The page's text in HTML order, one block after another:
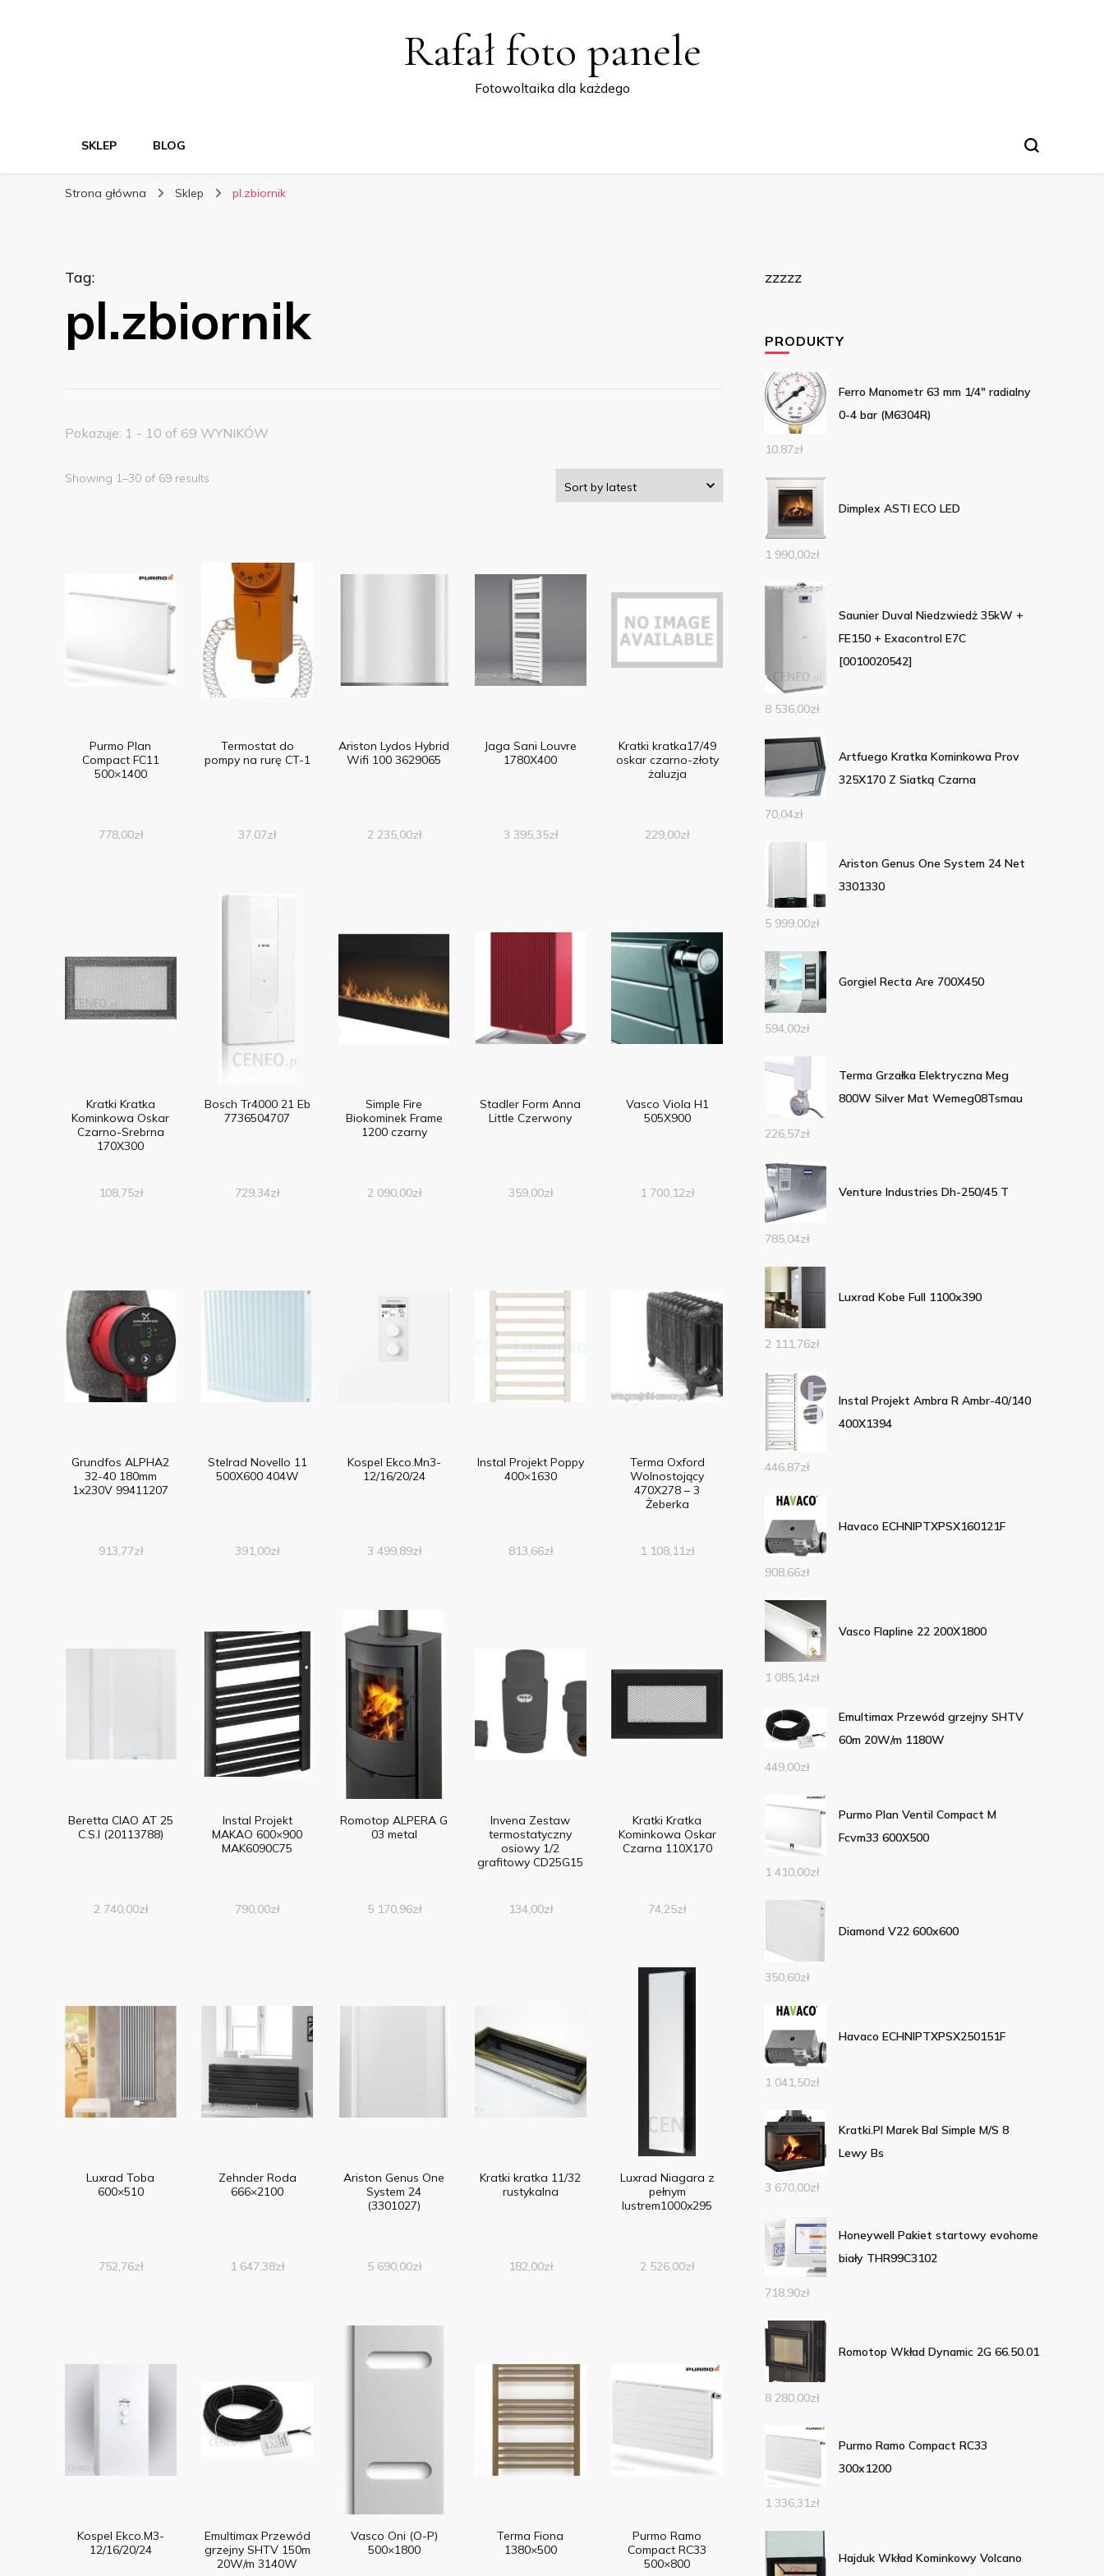
Rafał foto panele
Fotowoltaika dla każdego
SKLEP BLOG
Strona główna Sklep pl.zbiornik
Tag:
pl.zbiornik
Pokazuje: 1 - 10 of 69 WYNIKÓW
Showing 1–30 of 69 results
Purmo Plan
Compact FC11
500×1400
778,00zł
Termostat do
pompy na rurę CT-1
37,07zł
Ariston Lydos Hybrid
Wifi 100 3629065
2 235,00zł
Jaga Sani Louvre
1780X400
3 395,35zł
Kratki kratka17/49
oskar czarno-złoty
żaluzja
229,00zł
Kratki Kratka
Kominkowa Oskar
Czarno-Srebrna
170X300
108,75zł
Bosch Tr4000 21 Eb
7736504707
729,34zł
Simple Fire
Biokominek Frame
1200 czarny
2 090,00zł
Stadler Form Anna
Little Czerwony
359,00zł
Vasco Viola H1
505X900
1 700,12zł
Grundfos ALPHA2
32-40 180mm
1x230V 99411207
913,77zł
Stelrad Novello 11
500X600 404W
391,00zł
Kospel Ekco.Mn3-
12/16/20/24
3 499,89zł
Instal Projekt Poppy
400×1630
813,66zł
Terma Oxford
Wolnostojący
470X278 – 3
Żeberka
1 108,11zł
Beretta CIAO AT 25
C.S.I (20113788)
2 740,00zł
Instal Projekt
MAKAO 600×900
MAK6090C75
790,00zł
Romotop ALPERA G
03 metal
5 170,96zł
Invena Zestaw
termostatyczny
osiowy 1/2
grafitowy CD25G15
134,00zł
Kratki Kratka
Kominkowa Oskar
Czarna 110X170
74,25zł
Luxrad Toba
600×510
752,76zł
Zehnder Roda
666×2100
1 647,38zł
Ariston Genus One
System 24
(3301027)
5 690,00zł
Kratki kratka 11/32
rustykalna
182,00zł
Luxrad Niagara z
pełnym
lustrem1000x295
2 526,00zł
Kospel Ekco.M3-
12/16/20/24
Emultimax Przewód
grzejny SHTV 150m
20W/m 3140W
Vasco Oni (O-P)
500×1800
Terma Fiona
1380×500
Purmo Ramo
Compact RC33
500×800
zzzzz
PRODUKTY
Ferro Manometr 63 mm 1/4" radialny
0-4 bar (M6304R)
10,87zł
Dimplex ASTI ECO LED
1 990,00zł
Saunier Duval Niedzwiedż 35kW +
FE150 + Exacontrol E7C
[0010020542]
8 536,00zł
Artfuego Kratka Kominkowa Prov
325X170 Z Siatką Czarna
70,04zł
Ariston Genus One System 24 Net
3301330
5 999,00zł
Gorgiel Recta Are 700X450
594,00zł
Terma Grzałka Elektryczna Meg
800W Silver Mat Wemeg08Tsmau
226,57zł
Venture Industries Dh-250/45 T
785,04zł
Luxrad Kobe Full 1100x390
2 111,76zł
Instal Projekt Ambra R Ambr-40/140
400X1394
446,87zł
Havaco ECHNIPTXPSX160121F
908,66zł
Vasco Flapline 22 200X1800
1 085,14zł
Emultimax Przewód grzejny SHTV
60m 20W/m 1180W
449,00zł
Purmo Plan Ventil Compact M
Fcvm33 600X500
1 410,00zł
Diamond V22 600x600
350,60zł
Havaco ECHNIPTXPSX250151F
1 041,50zł
Kratki.Pl Marek Bal Simple M/S 8
Lewy Bs
3 670,00zł
Honeywell Pakiet startowy evohome
biały THR99C3102
718,90zł
Romotop Wkład Dynamic 2G 66.50.01
8 280,00zł
Purmo Ramo Compact RC33
300x1200
1 336,31zł
Hajduk Wkład Kominkowy Volcano